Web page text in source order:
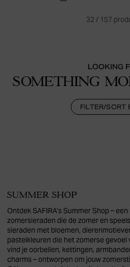
32 / 157
LOOKING
SOMETHING
FILTER/SORT
SUMMER SHOP
Ontdek SAFIRA’s Summer Shop –
zomersieraden die de zomer en
sieraden met bloemen,
pastelkleuren die het zomerse
vind je oorbellen, kettingen,
charms – ontworpen om jouw